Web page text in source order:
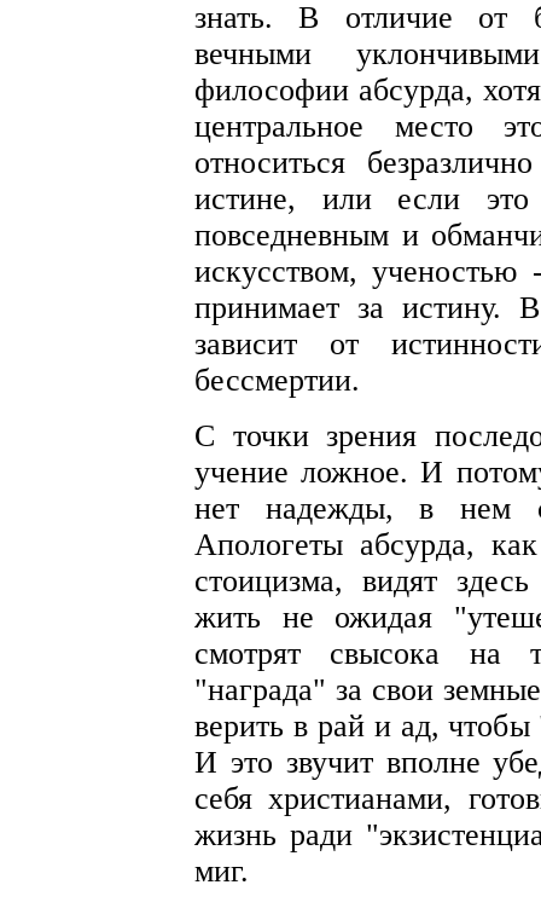
знать. В отличие от
вечными
философии абсурда,
центральное место
относиться
истине, или если это
повседневным и
искусством,
принимает за истину.
зависит от
бессмертии.
С точки зрения
учение ложное. И
нет надежды, в нем
Апологеты абсурда,
стоицизма, видят
жить не ожидая
смотрят свысока на
"награда" за свои
верить в рай и ад,
И это звучит вполне
себя христианами,
жизнь ради
миг.